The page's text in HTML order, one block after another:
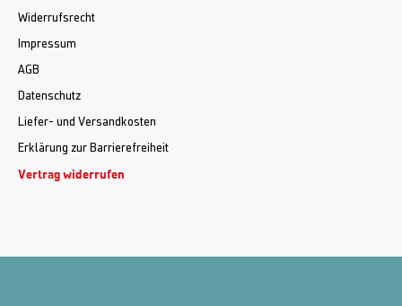
Widerrufsrecht
Impressum
AGB
Datenschutz
Liefer- und Versandkosten
Erklärung zur Barrierefreiheit
Vertrag widerrufen